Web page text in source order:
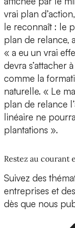
vrai plan
le reconnaît : le
plan de relance,
« a eu un vrai
devra s’attacher
comme la
naturelle. « Le
plan de relance
linéaire ne
plantations ».
Restez au courant
Suivez des
entreprises et
dès que nous